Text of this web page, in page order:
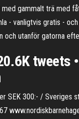
gammalt trä med
- vanligtvis gratis -
och utanför gatorna
tweets
SEK 300:- / Sveriges